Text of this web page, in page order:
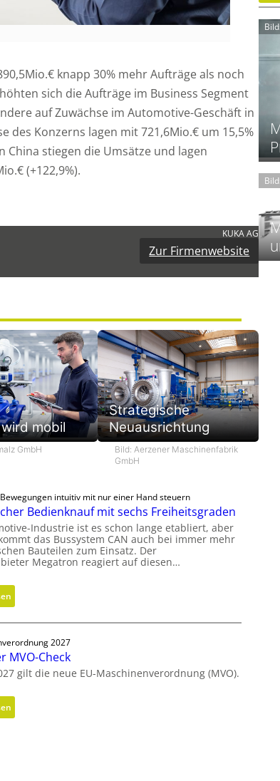
knapp 30% mehr Aufträge als noch
sich die Aufträge im Business Segment
auf Zuwächse im Automotive-Geschäft in
des Konzerns lagen mit 721,6Mio.€ um 15,5%
stiegen die Umsätze und lagen
(+122,9%).
KUKA AG
Zur Firmenwebsite
mobil
GmbH
Strategische
Neuausrichtung
Bild: Aerzener Maschinenfabrik
GmbH
intuitiv mit nur einer Hand steuern
Bedienknauf mit sechs Freiheitsgraden
Industrie ist es schon lange etabliert, aber
das Bussystem CAN auch bei immer mehr
Bauteilen zum Einsatz. Der
Megatron reagiert auf diesen…
:
E
r
g
o
n
m
2027
MVO-Check
gilt die neue EU-Maschinenverordnung (MVO).
:
K